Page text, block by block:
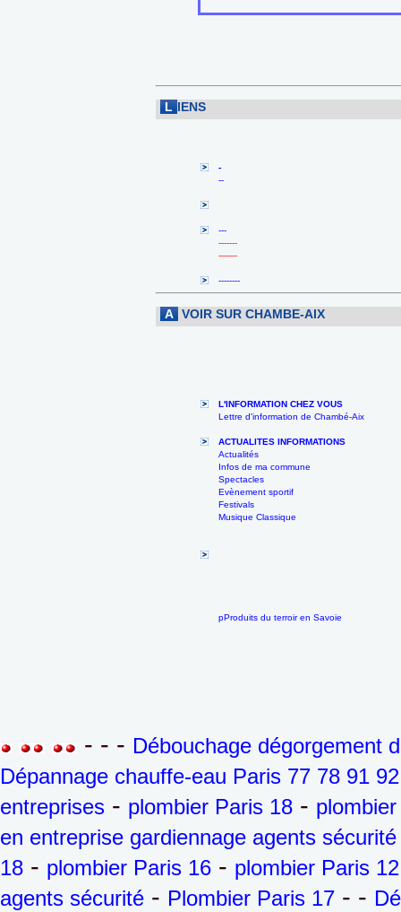
L IENS
-
--
---
-------
-------
--------
A VOIR SUR CHAMBE-AIX
L'INFORMATION CHEZ VOUS
Lettre d'information de Chambé-Aix
ACTUALITES INFORMATIONS
Actualités
Infos de ma commune
Spectacles
Evènement sportif
Festivals
Musique Classique
pProduits du terroir en Savoie
- - - Débouchage dégorgement
Dépannage chauffe-eau Paris 77 78 91
entreprises - plombier Paris 18 -
en entreprise gardiennage agents sécurité
18 - plombier Paris 16 - plombier Paris 12
agents sécurité - Plombier Paris 17 - -